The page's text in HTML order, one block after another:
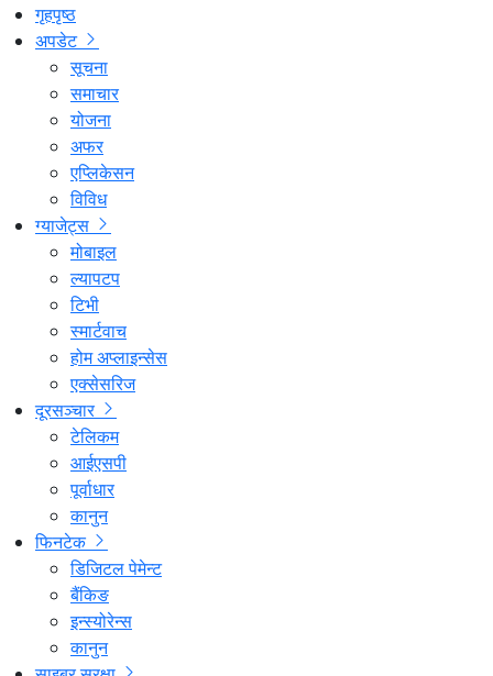
गृहपृष्ठ
अपडेट
सूचना
समाचार
योजना
अफर
एप्लिकेसन
विविध
ग्याजेट्स
मोबाइल
ल्यापटप
टिभी
स्मार्टवाच
होम अप्लाइन्सेस
एक्सेसरिज
दूरसञ्चार
टेलिकम
आईएसपी
पूर्वाधार
कानुन
फिनटेक
डिजिटल पेमेन्ट
बैंकिङ
इन्स्योरेन्स
कानुन